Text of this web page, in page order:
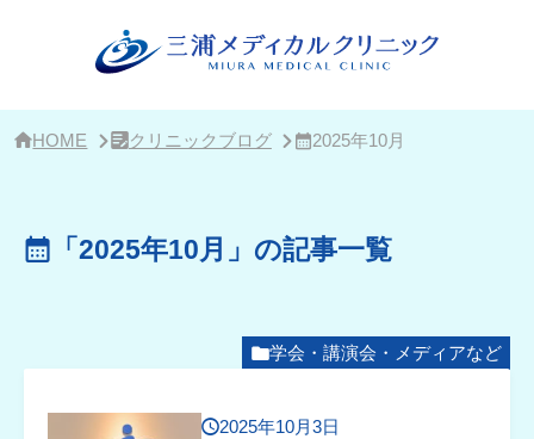
HOME クリニックブログ 2025年10月
「2025年10月」の記事一覧
学会・講演会・メディアなど
2025年10月3日